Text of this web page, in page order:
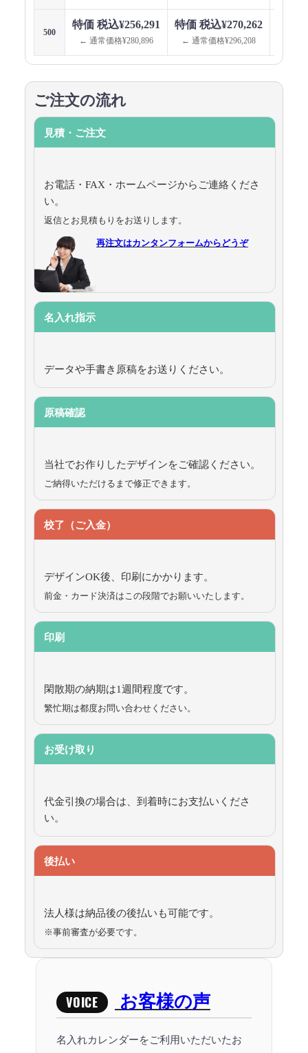
500
特価 税込¥256,291
← 通常価格¥280,896
特価 税込¥270,262
← 通常価格¥296,208
ご注文の流れ
見積・ご注文
お電話・FAX・ホームページからご連絡くださ
い。
返信とお見積もりをお送りします。
再注文はカンタンフォームからどうぞ
名入れ指示
データや手書き原稿をお送りください。
原稿確認
当社でお作りしたデザインをご確認ください。
ご納得いただけるまで修正できます。
校了（ご入金）
デザインOK後、印刷にかかります。
前金・カード決済はこの段階でお願いいたします。
印刷
閑散期の納期は1週間程度です。
繁忙期は都度お問い合わせください。
お受け取り
代金引換の場合は、到着時にお支払いくださ
い。
後払い
法人様は納品後の後払いも可能です。
※事前審査が必要です。
VOICE お客様の声
名入れカレンダーをご利用いただいたお